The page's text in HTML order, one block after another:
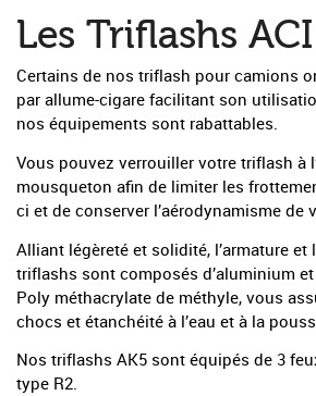
Les Triflashs
Certains de nos triflash pour camions
par allume-cigare facilitant son
nos équipements sont rabattables.
Vous pouvez verrouiller votre triflash à
mousqueton afin de limiter les
ci et de conserver l’aérodynamisme de
Alliant légèreté et solidité, l’armature
triflashs sont composés d’aluminium
Poly méthacrylate de méthyle, vous
chocs et étanchéité à l’eau et à la
Nos triflashs AK5 sont équipés de 3
type R2.